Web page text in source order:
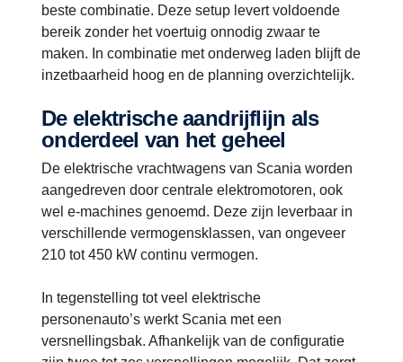
beste combinatie. Deze setup levert voldoende
bereik zonder het voertuig onnodig zwaar te
maken. In combinatie met onderweg laden blijft de
inzetbaarheid hoog en de planning overzichtelijk.
De elektrische aandrijflijn als
onderdeel van het geheel
De elektrische vrachtwagens van Scania worden
aangedreven door centrale elektromotoren, ook
wel e-machines genoemd. Deze zijn leverbaar in
verschillende vermogensklassen, van ongeveer
210 tot 450 kW continu vermogen.
In tegenstelling tot veel elektrische
personenauto’s werkt Scania met een
versnellingsbak. Afhankelijk van de configuratie